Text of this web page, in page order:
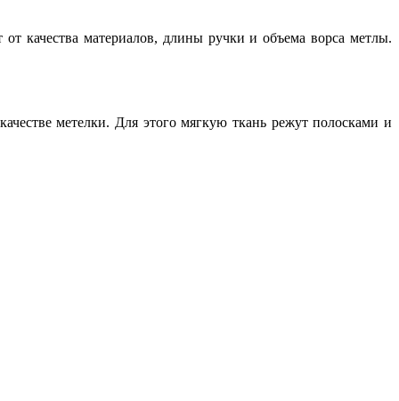
качества материалов, длины ручки и объема ворса метлы.
метелки. Для этого мягкую ткань режут полосками и